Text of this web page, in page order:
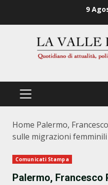
9
PRIMÄRES
Home Palermo,
sulle migrazioni femminili
Comunicati Stampa
Palermo, Francesco